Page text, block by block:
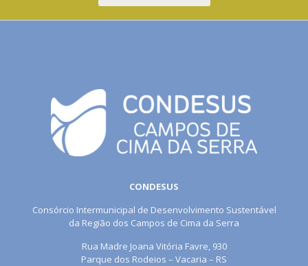
CONDESUS
Consórcio Intermunicipal de Desenvolvimento Sustentável
da Região dos Campos de Cima da Serra
Rua Madre Joana Vitória Favre, 930
Parque dos Rodeios – Vacaria – RS